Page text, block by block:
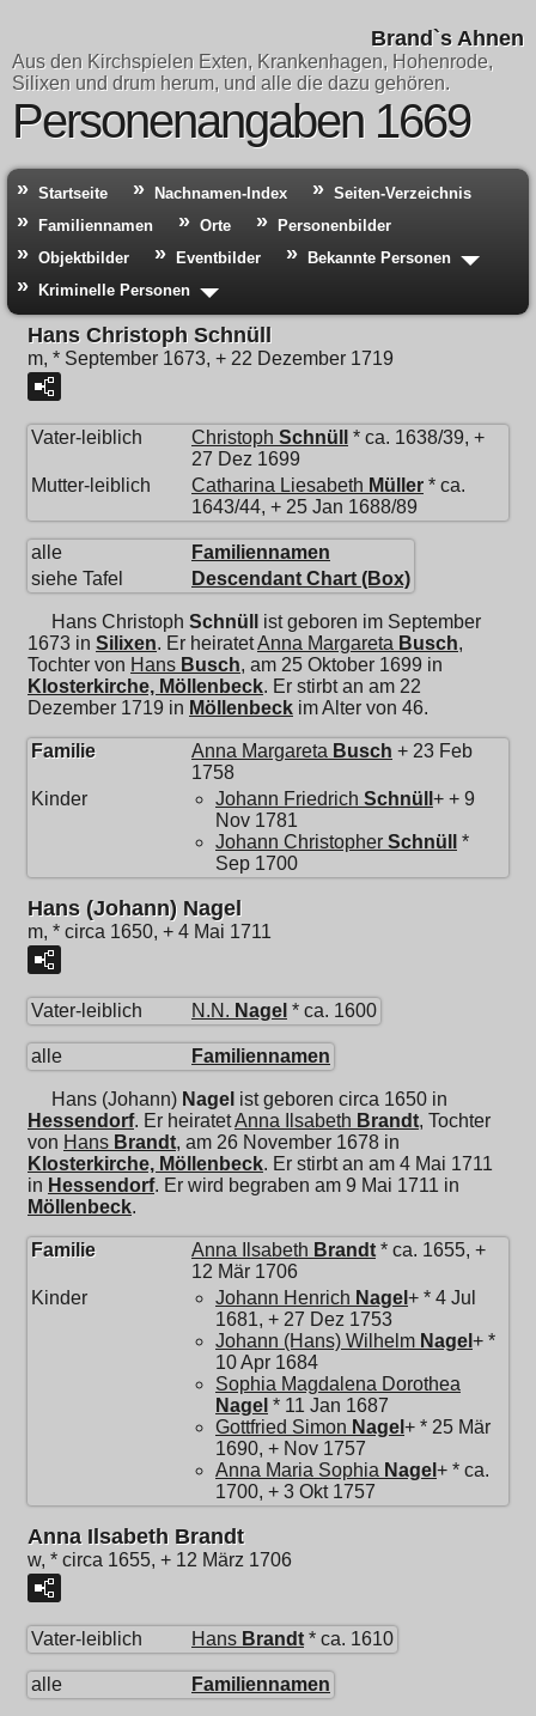
Brand`s Ahnen
Aus den Kirchspielen Exten, Krankenhagen, Hohenrode,
Silixen und drum herum, und alle die dazu gehören.
Personenangaben 1669
Startseite Nachnamen-Index
Seiten-Verzeichnis
Familiennamen
Orte
Personenbilder
Objektbilder
Eventbilder
Bekannte Personen
Kriminelle Personen
Hans Christoph Schnüll
m, * September 1673, + 22 Dezember 1719
Vater-leiblich Christoph Schnüll
* ca. 1638/39, +
27 Dez 1699
Mutter-leiblich
Catharina Liesabeth Müller * ca.
1643/44, + 25 Jan 1688/89
alle
Familiennamen
siehe Tafel
Descendant Chart (Box)
Hans Christoph Schnüll
ist geboren im September
1673 in Silixen. Er heiratetAnna Margareta Busch,
Tochter von Hans Busch, am 25 Oktober 1699 in
Klosterkirche, Möllenbeck. Er stirbt an am 22
Dezember 1719 in Möllenbeck im Alter von 46.
Familie Anna Margareta Busch + 23 Feb
1758
Kinder
Johann Friedrich Schnüll + + 9
Nov 1781
Johann Christopher Schnüll
*
Sep 1700
Hans (Johann) Nagel
m, * circa 1650, + 4 Mai 1711
Vater-leiblich N.N. Nagel * ca. 1600
alle Familiennamen
Hans (Johann) Nagel ist geboren circa 1650 in
Hessendorf. Er heiratetAnna Ilsabeth Brandt, Tochter
von Hans Brandt, am 26 November 1678 in
Klosterkirche, Möllenbeck. Er stirbt an am 4 Mai 1711
in Hessendorf. Er wird begraben am 9 Mai 1711 in
Möllenbeck.
Familie Anna Ilsabeth Brandt * ca. 1655, +
12 Mär 1706
Kinder
Johann Henrich Nagel + * 4 Jul
1681, + 27 Dez 1753
Johann (Hans) Wilhelm Nagel + *
10 Apr 1684
Sophia Magdalena Dorothea
Nagel * 11 Jan 1687
Gottfried Simon Nagel + * 25 Mär
1690, + Nov 1757
Anna Maria Sophia Nagel + * ca.
1700, + 3 Okt 1757
Anna Ilsabeth Brandt
w, * circa 1655, + 12 März 1706
Vater-leiblich Hans Brandt * ca. 1610
alle Familiennamen